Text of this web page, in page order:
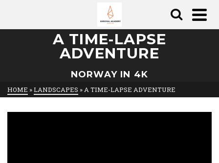
A TIME-LAPSE
ADVENTURE
NORWAY IN 4K
HOME »LANDSCAPES »A TIME-LAPSE ADVENTURE